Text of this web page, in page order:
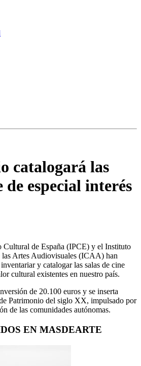
catalogará las
de especial interés
de España (IPCE) y el Instituto
las Artes Audiovisuales (ICAA) han
y catalogar las salas de cine
cultural existentes en nuestro país.
de 20.100 euros y se inserta
Patrimonio del siglo XX, impulsado por
de las comunidades autónomas.
EN MASDEARTE